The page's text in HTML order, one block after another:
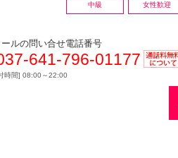
中級 女性歓迎
ルの問い合せ電話番号
641-796-01177
無料
時間] 08:00～22:00